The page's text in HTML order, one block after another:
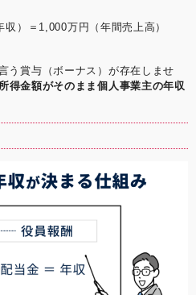
）＝1,000万円（年間売上高）
う賞与（ボーナス）が存在しませ
所得金額がそのまま個人事業主の年収